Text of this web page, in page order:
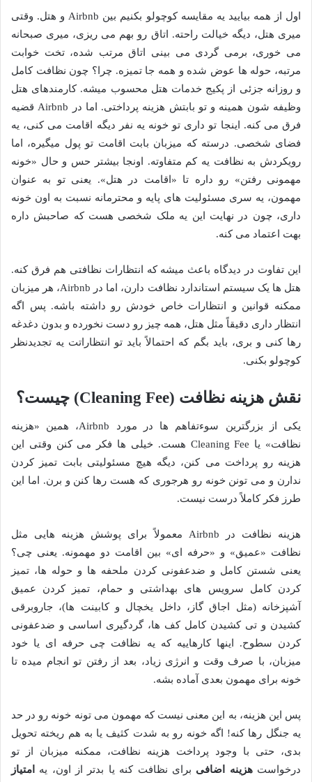
اول از همه بیایید یه مقایسه کوچولو بکنیم بین Airbnb و هتل. وقتی
میری هتل، دیگه خیالت راحته. اتاق رو بهم می ریزی، میری صبحانه
می خوری، برمی گردی می بینی اتاق مرتب شده، تخت خوابت
مرتبه، حوله ها عوض شده و همه جا تمیزه. چرا؟ چون نظافت کامل
و روزانه جزئی از پکیج خدمات هتل محسوب میشه. کارمندهای هتل
وظیفه شون همینه و تو بابتش هزینه پرداختی. اما در Airbnb قضیه
فرق می کنه. اینجا تو داری تو خونه یه نفر دیگه اقامت می کنی، یه
فضای شخصی. درسته که میزبان بابت اقامت تو پول میگیره، اما
رویکردش به نظافت یه کم متفاوته. اونجا بیشتر حس و حال «خونه
مهمونی رفتن» رو داره تا «اقامت در هتل». یعنی تو به عنوان
مهمون، یه سری مسئولیت های پایه و محترمانه نسبت به اون خونه
داری، چون در نهایت این یه ملک شخصی هست که صاحبش داره
بهت اعتماد می کنه.
این تفاوت در دیدگاه باعث میشه که انتظارات نظافتی هم فرق کنه.
هتل ها یک سیستم استاندارد نظافت دارن، اما در Airbnb، هر میزبان
ممکنه قوانین و انتظارات خاص خودش رو داشته باشه. پس اگه
انتظار داری دقیقاً مثل هتل، همه چیز رو دست نخورده و بدون دغدغه
رها کنی و بری، باید بگم که احتمالاً باید تو انتظاراتت یه تجدیدنظر
کوچولو بکنی.
نقش هزینه نظافت (Cleaning Fee) چیست؟
یکی از بزرگترین سوءتفاهم ها در مورد Airbnb، همین «هزینه
نظافت» یا Cleaning Fee هست. خیلی ها فکر می کنن وقتی این
هزینه رو پرداخت می کنن، دیگه هیچ مسئولیتی بابت تمیز کردن
ندارن و می تونن خونه رو هرجوری که هست رها کنن و برن. اما این
طرز فکر کاملاً درست نیست.
هزینه نظافت در Airbnb معمولاً برای پوشش هزینه هایی مثل
نظافت «عمیق» و «حرفه ای» بین اقامت دو مهمونه. یعنی چی؟
یعنی شستن کامل و ضدعفونی کردن ملحفه ها و حوله ها، تمیز
کردن کامل سرویس های بهداشتی و حمام، تمیز کردن عمیق
آشپزخانه (مثل اجاق گاز، داخل یخچال و کابینت ها)، جاروبرقی
کشیدن و تی کشیدن کامل کف ها، گردگیری اساسی و ضدعفونی
کردن سطوح. اینها کارهاییه که یه نظافت چی حرفه ای یا خود
میزبان، با صرف وقت و انرژی زیاد، بعد از رفتن تو انجام میده تا
خونه برای مهمون بعدی آماده بشه.
پس این هزینه، به این معنی نیست که مهمون می تونه خونه رو در حد
یه جنگل رها کنه! اگه خونه رو به شدت کثیف یا به هم ریخته تحویل
بدی، حتی با وجود پرداخت هزینه نظافت، ممکنه میزبان از تو
درخواستهزینه اضافی برای نظافت کنه یا بدتر از اون، یه امتیاز